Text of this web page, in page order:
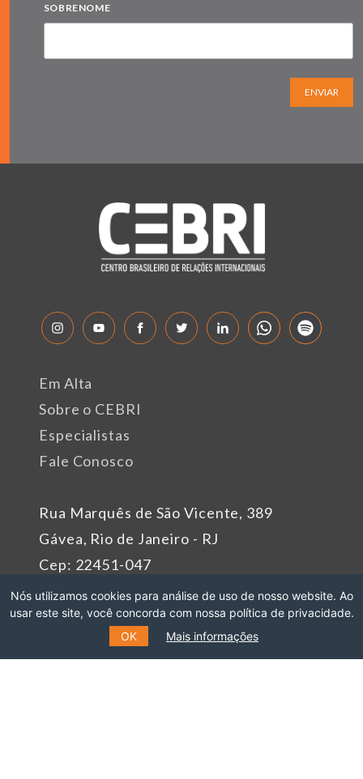
SOBRENOME
ENVIAR
Rua Marquês de São Vicente, 389
Gávea, Rio de Janeiro - RJ
Cep: 22451-047
Fone: +55 (21) 99627-2758
Em Alta
Sobre o CEBRI
Especialistas
Fale Conosco
Patrocinadores
Nós utilizamos cookies para análise de uso de nosso website. Ao
usar este site, você concorda com nossa política de privacidade.
OK
Mais informações